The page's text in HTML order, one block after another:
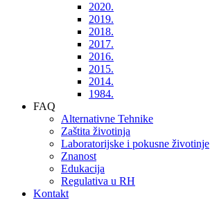
2020.
2019.
2018.
2017.
2016.
2015.
2014.
1984.
FAQ
Alternativne Tehnike
Zaštita životinja
Laboratorijske i pokusne životinje
Znanost
Edukacija
Regulativa u RH
Kontakt